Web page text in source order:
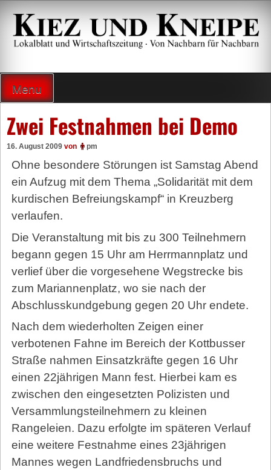
Zum
Inhalt
springen
Menu
Zwei Festnahmen bei Demo
16. August 2009 von pm
Ohne besondere Störungen ist Samstag Abend
ein Aufzug mit dem Thema „Solidarität mit dem
kurdischen Befreiungskampf“ in Kreuzberg
verlaufen.
Die Veranstaltung mit bis zu 300 Teilnehmern
begann gegen 15 Uhr am Herrmannplatz und
verlief über die vorgesehene Wegstrecke bis
zum Mariannenplatz, wo sie nach der
Abschlusskundgebung gegen 20 Uhr endete.
Nach dem wiederholten Zeigen einer
verbotenen Fahne im Bereich der Kottbusser
Straße nahmen Einsatzkräfte gegen 16 Uhr
einen 22jährigen Mann fest. Hierbei kam es
zwischen den eingesetzten Polizisten und
Versammlungsteilnehmern zu kleinen
Rangeleien. Dazu erfolgte im späteren Verlauf
eine weitere Festnahme eines 23jährigen
Mannes wegen Landfriedensbruchs und